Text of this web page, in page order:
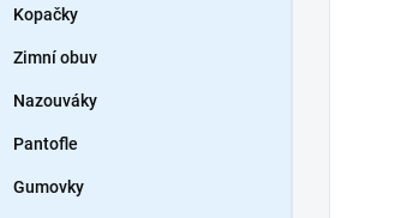
Kopačky
Zimní obuv
Nazouváky
Pantofle
Gumovky